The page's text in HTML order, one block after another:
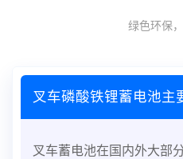
绿色环保
叉车磷酸铁锂蓄电池主
叉车蓄电池在国内外大部